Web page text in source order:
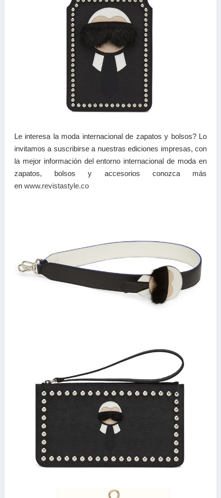
Le interesa la moda internacional de zapatos y bolsos? Lo
invitamos a suscribirse a nuestras ediciones impresas, con
la mejor información del entorno internacional de moda en
zapatos, bolsos y accesorios conozca más
en www.revistastyle.co